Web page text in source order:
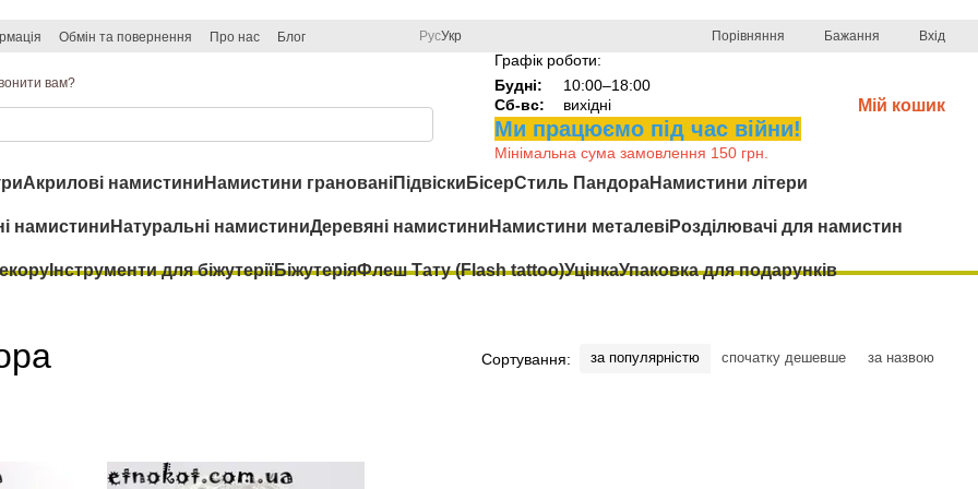
Обмін та повернення Про нас Блог РусУкр Порівняння Бажання Вхід
вам?
Графік роботи:
Будні:
10:00–18:00
Сб-вс:
вихідні
Ми працюємо під час війни!
Мінімальна сума замовлення 150 грн.
Мій кошик
Акрилові намистини Намистини гранованіПідвіски БісерСтиль ПандораНамистини літери
намистини Натуральні намистиниДеревяні намистини Намистини металевіРозділювачі для намистин
Інструменти для біжутеріїБіжутеріяФлеш Тату (Flash tattoo)УцінкаУпаковка для подарунків
Сортування: за популярністю спочатку дешевше за назвою